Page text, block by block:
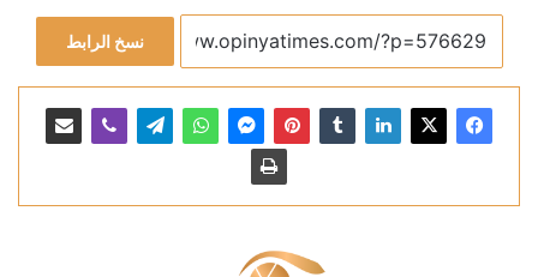
نسخ الرابط